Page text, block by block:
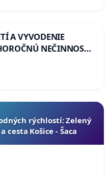
A VYVODENIE
NEČINNOSŤ
rýchlostí: Zelený
cesta Košice - Šaca